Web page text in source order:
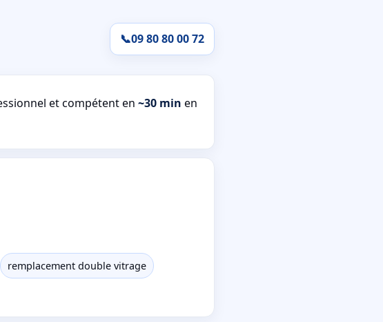
📞09 80 80 00 72
et compétent en ~30 min en
remplacement double vitrage